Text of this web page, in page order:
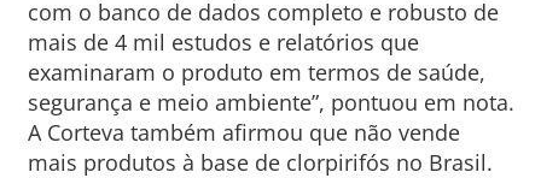
com o banco de dados completo e robusto de
mais de 4 mil estudos e relatórios que
examinaram o produto em termos de saúde,
segurança e meio ambiente”, pontuou em nota.
A Corteva também afirmou que não vende
mais produtos à base de clorpirifós no Brasil.